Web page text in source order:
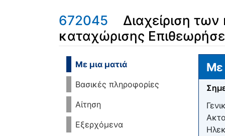
672045
Διαχείριση
καταχώρισης
Μετάβαση σε: πλοήγηση
Με μια ματιά
Βασικές πληροφορίες
Αίτηση
Εξερχόμενα
Με